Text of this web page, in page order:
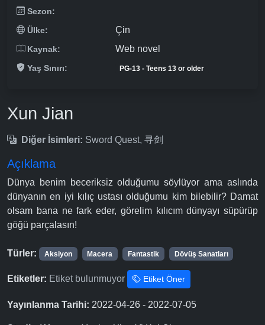
Sezon:
Ülke:
Çin
Kaynak: Web novel
Yaş Sınırı: PG-13 - Teens 13 or older
Xun Jian
Diğer İsimleri: Sword Quest, 寻剑
Açıklama
Dünya benim beceriksiz olduğumu söylüyor ama aslında
dünyanın en iyi kılıç ustası olduğumu kim bilebilir? Damat
olsam bana ne fark eder, görelim kılıcım dünyayı süpürüp
göğü parçalasın!
Türler: Aksiyon Macera Fantastik Dövüş Sanatları
Etiketler: Etiket bulunmuyor Etiket Öner
Yayınlanma Tarihi: 2022-04-26 - 2022-07-05